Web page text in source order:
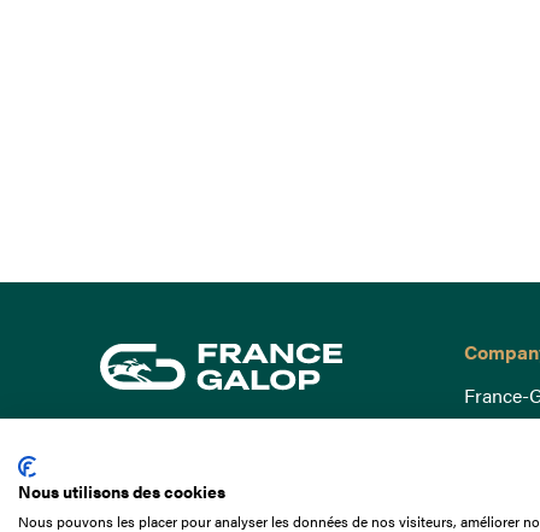
+33 1 49 10 20 29
France-
Nous utilisons des cookies
Nous pouvons les placer pour analyser les données de nos visiteurs, améliorer